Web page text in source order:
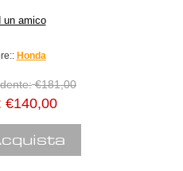
Honda
€181,00
€140,00